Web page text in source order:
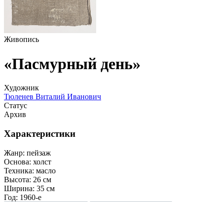
Живопись
«Пасмурный день»
Художник
Тюленев Виталий Иванович
Статус
Архив
Характеристики
Жанр: пейзаж
Основа: холст
Техника: масло
Высота: 26 см
Ширина: 35 см
Год: 1960-е